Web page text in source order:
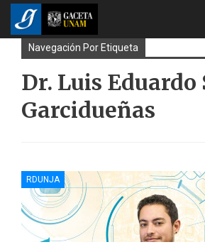
Navegación Por Etiqueta
Dr. Luis
Garcidueñas
RDUNJA